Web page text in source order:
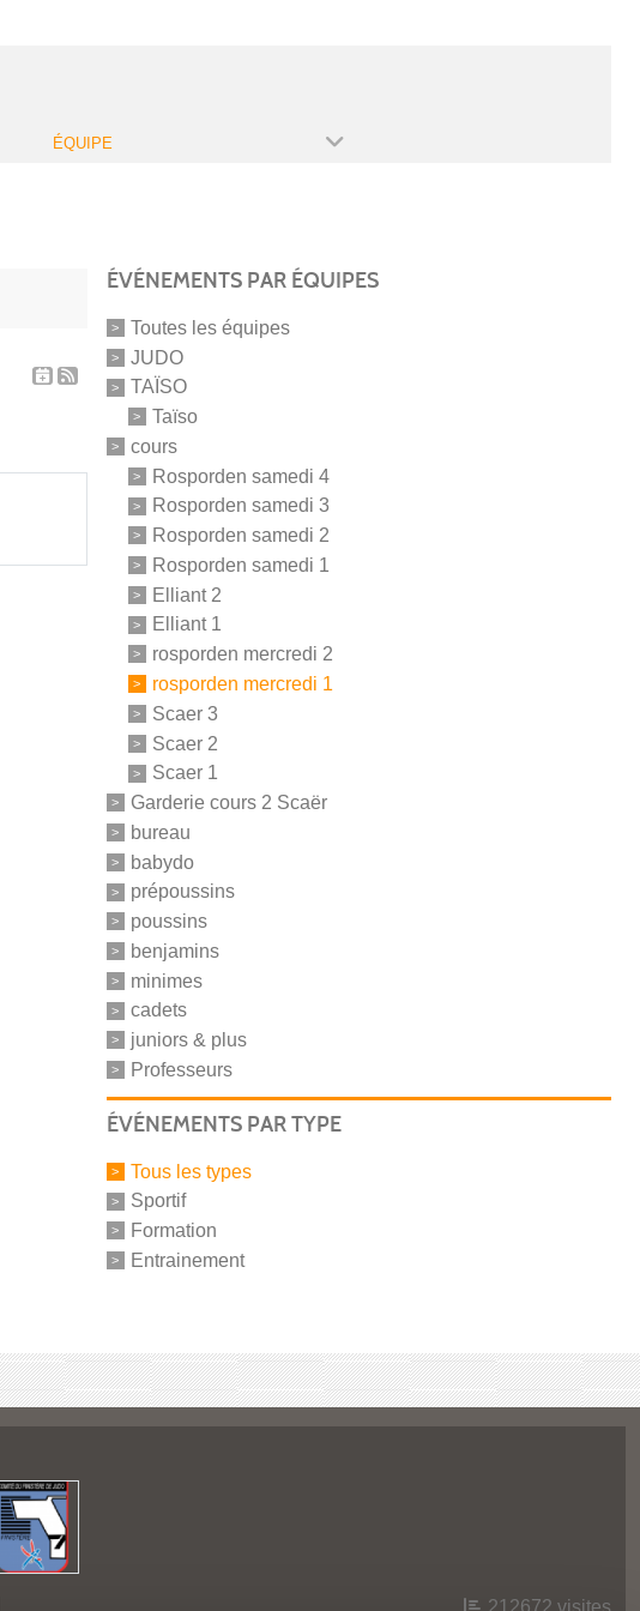
ÉQUIPE
ÉVÉNEMENTS PAR ÉQUIPES
Toutes les équipes
JUDO
TAÏSO
Taïso
cours
Rosporden samedi 4
Rosporden samedi 3
Rosporden samedi 2
Rosporden samedi 1
Elliant 2
Elliant 1
rosporden mercredi 2
rosporden mercredi 1
Scaer 3
Scaer 2
Scaer 1
Garderie cours 2 Scaër
bureau
babydo
prépoussins
poussins
benjamins
minimes
cadets
juniors & plus
Professeurs
ÉVÉNEMENTS PAR TYPE
Tous les types
Sportif
Formation
Entrainement
212672 visites